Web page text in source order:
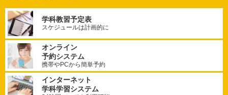
学科教習予定表
スケジュールは計画的に
オンライン
予約システム
携帯やPCから簡単予約
インターネット
学科学習システム